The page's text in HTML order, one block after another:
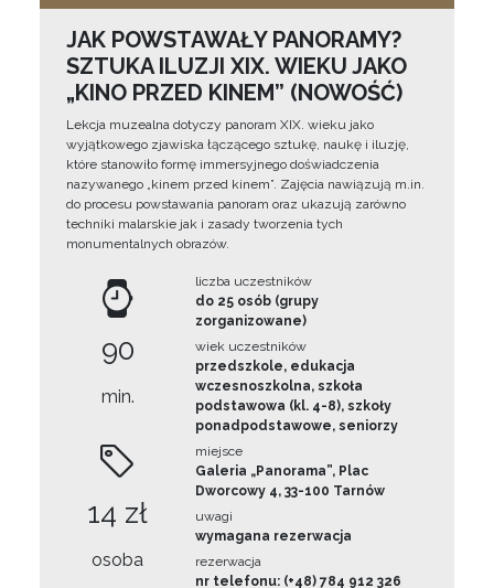
JAK POWSTAWAŁY PANORAMY?
SZTUKA ILUZJI XIX. WIEKU JAKO
„KINO PRZED KINEM” (NOWOŚĆ)
Lekcja muzealna dotyczy panoram XIX. wieku jako
wyjątkowego zjawiska łączącego sztukę, naukę i iluzję,
które stanowiło formę immersyjnego doświadczenia
nazywanego „kinem przed kinem”. Zajęcia nawiązują m.in.
do procesu powstawania panoram oraz ukazują zarówno
techniki malarskie jak i zasady tworzenia tych
monumentalnych obrazów.
90
min.
14 zł
osoba
liczba uczestników
do 25 osób (grupy
zorganizowane)
wiek uczestników
przedszkole, edukacja
wczesnoszkolna, szkoła
podstawowa (kl. 4-8), szkoły
ponadpodstawowe, seniorzy
miejsce
Galeria „Panorama”, Plac
Dworcowy 4, 33-100 Tarnów
uwagi
wymagana rezerwacja
rezerwacja
nr telefonu: (+48) 784 912 326